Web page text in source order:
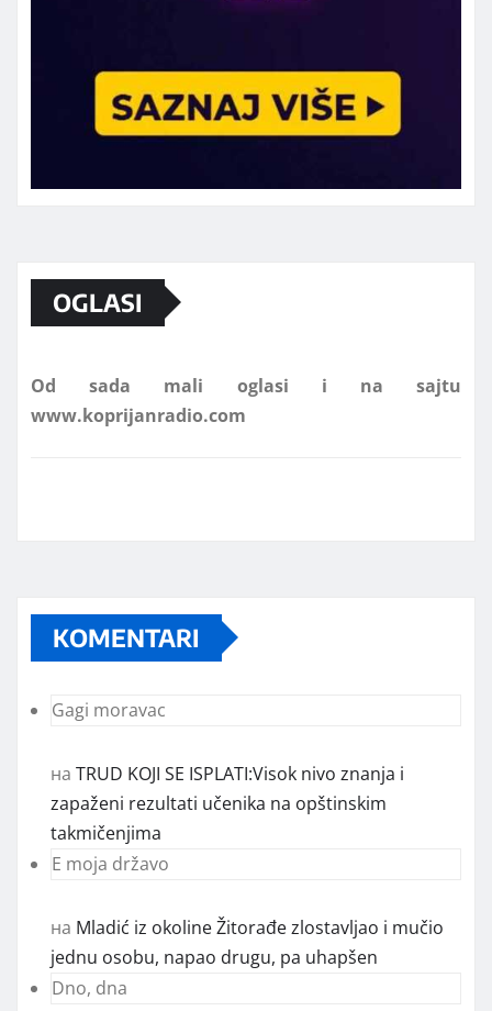
OGLASI
Od sada mali oglasi i na sajtu
KOMENTARI
Gagi moravac
на TRUD KOJI SE ISPLATI:Visok nivo znanja i
zapaženi rezultati učenika na opštinskim
takmičenjima
E moja državo
на Mladić iz okoline Žitorađe zlostavljao i mučio
jednu osobu, napao drugu, pa uhapšen
Dno, dna